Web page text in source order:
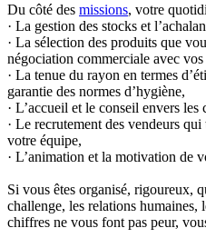
Du côté des missions, votre
· La gestion des stocks et
· La sélection des produits que
négociation commerciale avec
· La tenue du rayon en termes
garantie des normes d’hygiène,
· L’accueil et le conseil envers les
· Le recrutement des vendeurs
votre équipe,
· L’animation et la motivation de
Si vous êtes organisé, rigoureux,
challenge, les relations humaines,
chiffres ne vous font pas peur,